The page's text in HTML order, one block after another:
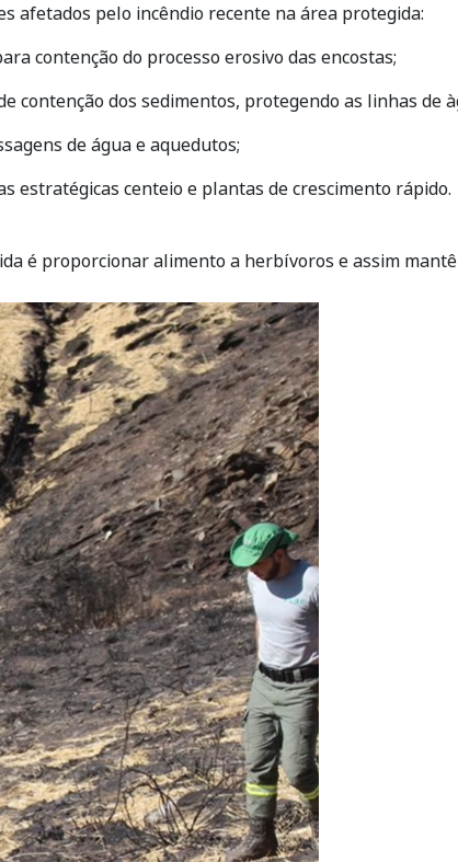
afetados pelo incêndio recente na área protegida:
contenção do processo erosivo das encostas;
contenção dos sedimentos, protegendo as linhas de
de água e aquedutos;
estratégicas centeio e plantas de crescimento rápido.
é proporcionar alimento a herbívoros e assim